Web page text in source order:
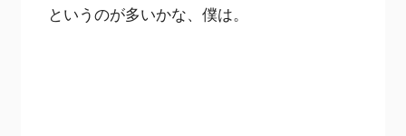
というのが多いかな、僕は。